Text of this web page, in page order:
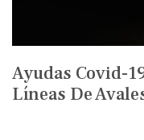
Ayudas Covid-
Líneas De